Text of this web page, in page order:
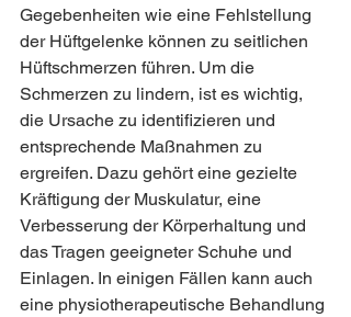
Gegebenheiten wie eine Fehlstellung
der Hüftgelenke können zu seitlichen
Hüftschmerzen führen. Um die
Schmerzen zu lindern, ist es wichtig,
die Ursache zu identifizieren und
entsprechende Maßnahmen zu
ergreifen. Dazu gehört eine gezielte
Kräftigung der Muskulatur, eine
Verbesserung der Körperhaltung und
das Tragen geeigneter Schuhe und
Einlagen. In einigen Fällen kann auch
eine physiotherapeutische Behandlung